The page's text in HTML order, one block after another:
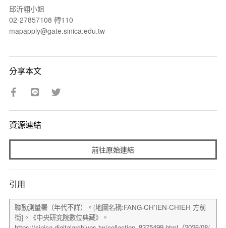
邱沂翎小姐
02-27857108 轉110
mapapply@gate.sinica.edu.tw
分享本文
資源連結
前往原始連結
引用